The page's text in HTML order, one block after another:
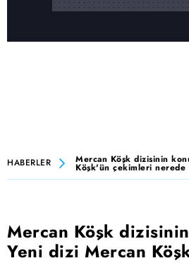
HABERLER Mercan Köşk dizisinin
Köşk'ün çekimleri nerede
Mercan Köşk
Yeni dizi Mercan